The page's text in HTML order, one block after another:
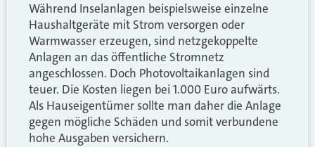
Während Inselanlagen beispielsweise einzelne
Haushaltgeräte mit Strom versorgen oder
Warmwasser erzeugen, sind netzgekoppelte
Anlagen an das öffentliche Stromnetz
angeschlossen. Doch Photovoltaikanlagen sind
teuer. Die Kosten liegen bei 1.000 Euro aufwärts.
Als Hauseigentümer sollte man daher die Anlage
gegen mögliche Schäden und somit verbundene
hohe Ausgaben versichern.